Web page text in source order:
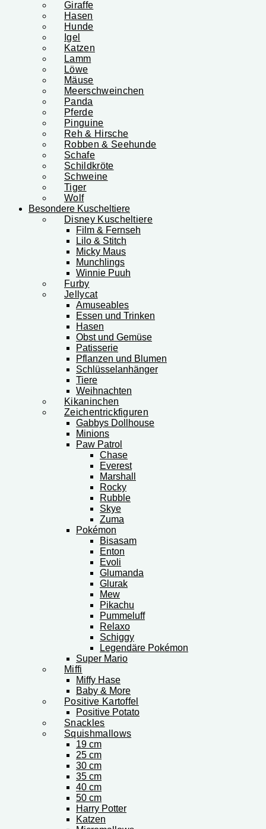
Giraffe
Hasen
Hunde
Igel
Katzen
Lamm
Löwe
Mäuse
Meerschweinchen
Panda
Pferde
Pinguine
Reh & Hirsche
Robben & Seehunde
Schafe
Schildkröte
Schweine
Tiger
Wolf
Besondere Kuscheltiere
Disney Kuscheltiere
Film & Fernseh
Lilo & Stitch
Micky Maus
Munchlings
Winnie Puuh
Furby
Jellycat
Amuseables
Essen und Trinken
Hasen
Obst und Gemüse
Patisserie
Pflanzen und Blumen
Schlüsselanhänger
Tiere
Weihnachten
Kikaninchen
Zeichentrickfiguren
Gabbys Dollhouse
Minions
Paw Patrol
Chase
Everest
Marshall
Rocky
Rubble
Skye
Zuma
Pokémon
Bisasam
Enton
Evoli
Glumanda
Glurak
Mew
Pikachu
Pummeluff
Relaxo
Schiggy
Legendäre Pokémon
Super Mario
Miffi
Miffy Hase
Baby & More
Positive Kartoffel
Positive Potato
Snackles
Squishmallows
19 cm
25 cm
30 cm
35 cm
40 cm
50 cm
Harry Potter
Katzen